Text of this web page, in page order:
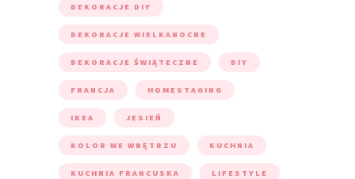
DEKORACJE DIY
DEKORACJE WIELKANOCNE
DEKORACJE ŚWIĄTECZNE DIY
FRANCJA HOMESTAGING
IKEA JESIEŃ
KOLOR WE WNĘTRZU KUCHNIA
KUCHNIA FRANCUSKA LIFESTYLE